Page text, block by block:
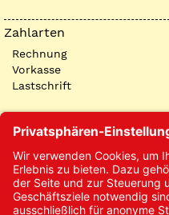
Zahlarten
Rechnung
Vorkasse
Lastschrift
Kontakt
Kontakt/Anfrage
Neukundenanmeldung